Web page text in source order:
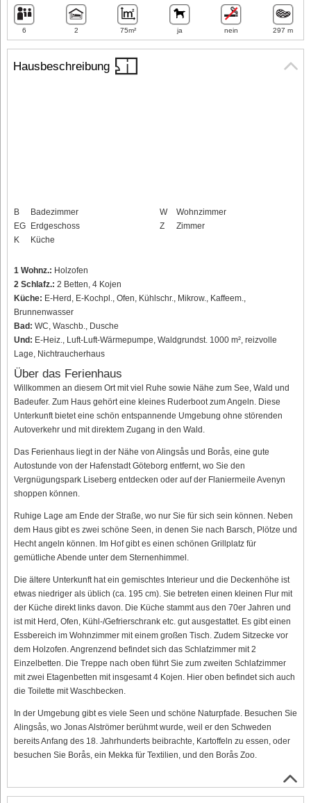
Hausbeschreibung
B
Badezimmer
EG Erdgeschoss
K
Küche
W
Wohnzimmer
Z
Zimmer
1 Wohnz.: Holzofen
2 Schlafz.: 2 Betten, 4 Kojen
Küche: E-Herd, E-Kochpl., Ofen, Kühlschr., Mikrow., Kaffeem.,
Brunnenwasser
Bad: WC, Waschb., Dusche
Und: E-Heiz., Luft-Luft-Wärmepumpe, Waldgrundst. 1000 m², reizvolle
Lage, Nichtraucherhaus
Über das Ferienhaus
Willkommen an diesem Ort mit viel Ruhe sowie Nähe zum See, Wald und
Badeufer. Zum Haus gehört eine kleines Ruderboot zum Angeln. Diese
Unterkunft bietet eine schön entspannende Umgebung ohne störenden
Autoverkehr und mit direktem Zugang in den Wald.
Das Ferienhaus liegt in der Nähe von Alingsås und Borås, eine gute
Autostunde von der Hafenstadt Göteborg entfernt, wo Sie den
Vergnügungspark Liseberg entdecken oder auf der Flaniermeile Avenyn
shoppen können.
Ruhige Lage am Ende der Straße, wo nur Sie für sich sein können. Neben
dem Haus gibt es zwei schöne Seen, in denen Sie nach Barsch, Plötze und
Hecht angeln können. Im Hof gibt es einen schönen Grillplatz für
gemütliche Abende unter dem Sternenhimmel.
Die ältere Unterkunft hat ein gemischtes Interieur und die Deckenhöhe ist
etwas niedriger als üblich (ca. 195 cm). Sie betreten einen kleinen Flur mit
der Küche direkt links davon. Die Küche stammt aus den 70er Jahren und
ist mit Herd, Ofen, Kühl-/Gefrierschrank etc. gut ausgestattet. Es gibt einen
Essbereich im Wohnzimmer mit einem großen Tisch. Zudem Sitzecke vor
dem Holzofen. Angrenzend befindet sich das Schlafzimmer mit 2
Einzelbetten. Die Treppe nach oben führt Sie zum zweiten Schlafzimmer
mit zwei Etagenbetten mit insgesamt 4 Kojen. Hier oben befindet sich auch
die Toilette mit Waschbecken.
In der Umgebung gibt es viele Seen und schöne Naturpfade. Besuchen Sie
Alingsås, wo Jonas Alströmer berühmt wurde, weil er den Schweden
bereits Anfang des 18. Jahrhunderts beibrachte, Kartoffeln zu essen, oder
besuchen Sie Borås, ein Mekka für Textilien, und den Borås Zoo.
6 2 75m² ja nein 297 m